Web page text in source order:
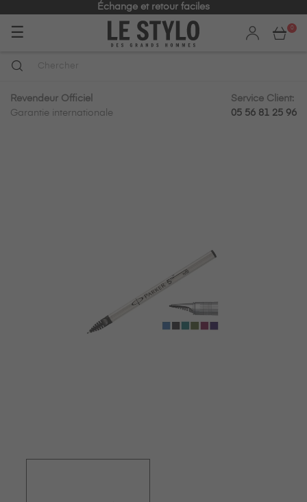
Échange et retour faciles
Basculer
navigation
☰ 0
Revendeur Officiel
Garantie internationale
Service Client:
05 56 81 25 96